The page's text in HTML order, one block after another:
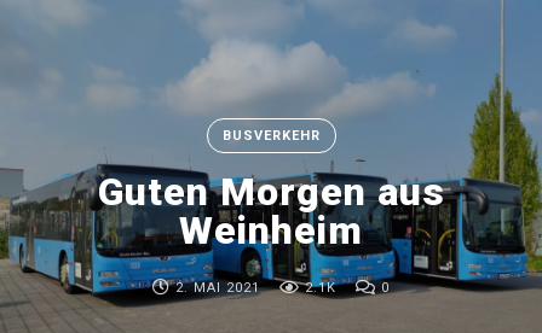
BUSVERKEHR
Guten Morgen aus
Weinheim
2. MAI 2021 2.1K 0